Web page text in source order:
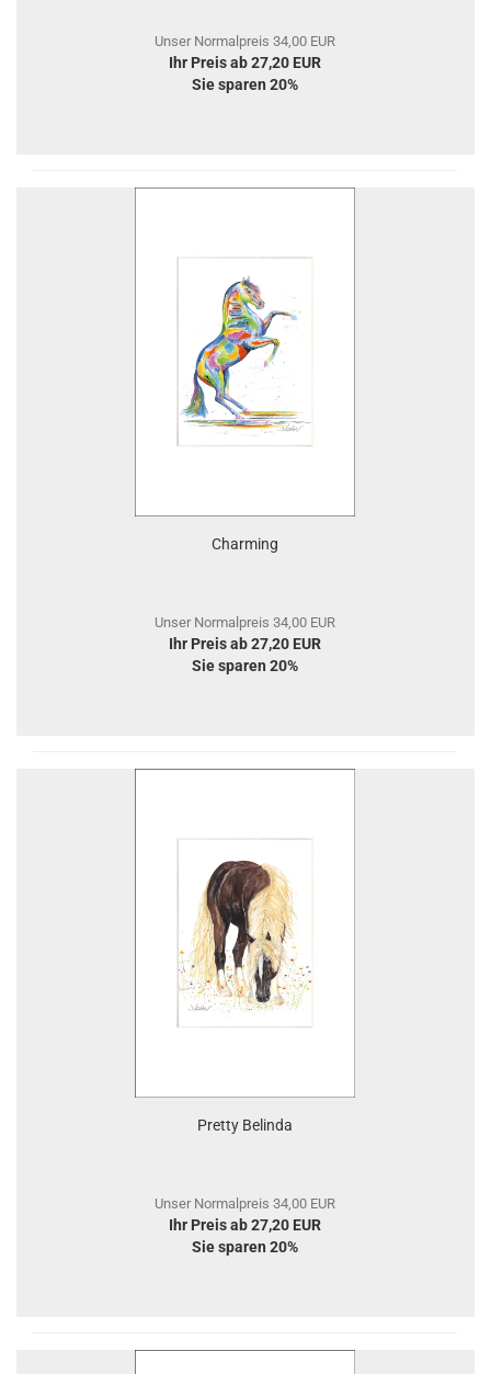
Unser Normalpreis 34,00 EUR
Ihr Preis ab 27,20 EUR
Sie sparen 20%
Charming
Unser Normalpreis 34,00 EUR
Ihr Preis ab 27,20 EUR
Sie sparen 20%
Pretty Belinda
Unser Normalpreis 34,00 EUR
Ihr Preis ab 27,20 EUR
Sie sparen 20%